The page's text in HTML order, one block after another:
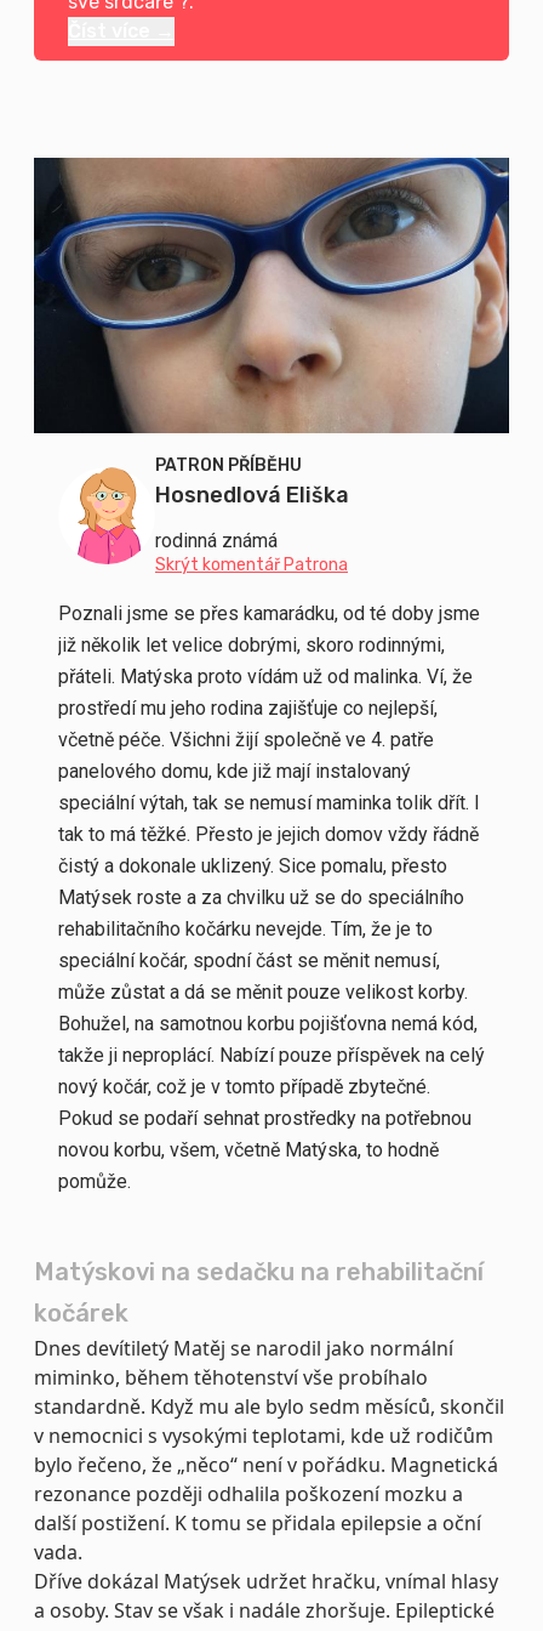
PATRON PŘÍBĚHU
Hosnedlová Eliška
rodinná známá
Skrýt komentář Patrona
Poznali jsme se přes kamarádku, od té doby jsme
již několik let velice dobrými, skoro rodinnými,
přáteli. Matýska proto vídám už od malinka. Ví, že
prostředí mu jeho rodina zajišťuje co nejlepší,
včetně péče. Všichni žijí společně ve 4. patře
panelového domu, kde již mají instalovaný
speciální výtah, tak se nemusí maminka tolik dřít. I
tak to má těžké. Přesto je jejich domov vždy řádně
čistý a dokonale uklizený. Sice pomalu, přesto
Matýsek roste a za chvilku už se do speciálního
rehabilitačního kočárku nevejde. Tím, že je to
speciální kočár, spodní část se měnit nemusí,
může zůstat a dá se měnit pouze velikost korby.
Bohužel, na samotnou korbu pojišťovna nemá kód,
takže ji neproplácí. Nabízí pouze příspěvek na celý
nový kočár, což je v tomto případě zbytečné.
Pokud se podaří sehnat prostředky na potřebnou
novou korbu, všem, včetně Matýska, to hodně
pomůže.
Matýskovi na sedačku na rehabilitační
kočárek
Dnes devítiletý Matěj se narodil jako normální
miminko, během těhotenství vše probíhalo
standardně. Když mu ale bylo sedm měsíců, skončil
v nemocnici s vysokými teplotami, kde už rodičům
bylo řečeno, že „něco“ není v pořádku. Magnetická
rezonance později odhalila poškození mozku a
další postižení. K tomu se přidala epilepsie a oční
vada.
Dříve dokázal Matýsek udržet hračku, vnímal hlasy
a osoby. Stav se však i nadále zhoršuje. Epileptické